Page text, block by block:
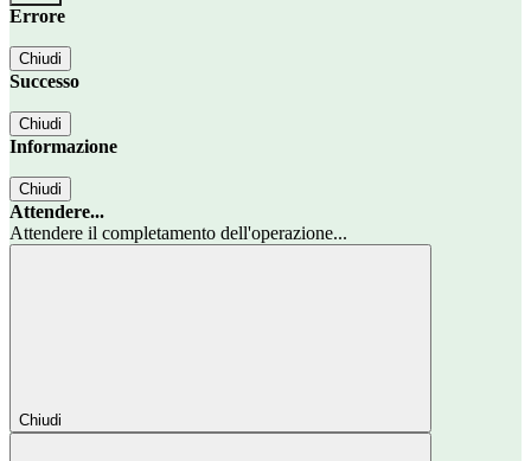
Errore
Chiudi
Successo
Chiudi
Informazione
Chiudi
Attendere...
Attendere il completamento dell'operazione...
Chiudi